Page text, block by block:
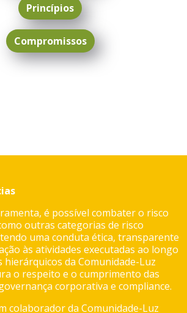
Princípios
Compromissos
é possível combater o risco
outras categorias de risco
uma conduta ética, transparente
às atividades executadas ao longo
hierárquicos da Comunidade-Luz
o respeito e o cumprimento das
corporativa e compliance.
colaborador da Comunidade-Luz